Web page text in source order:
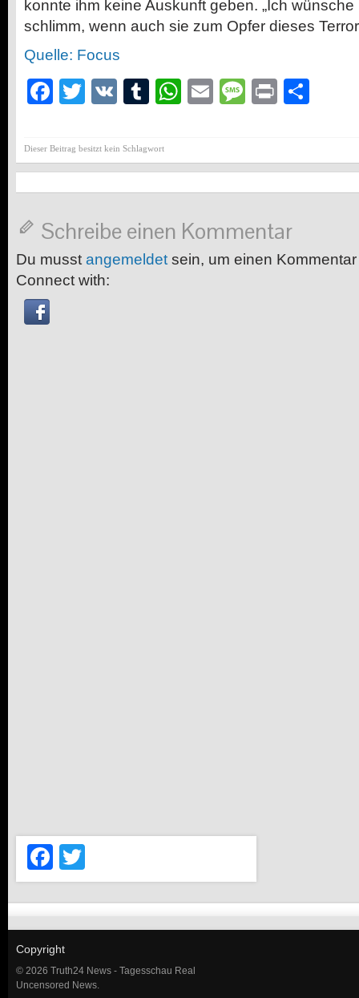
konnte ihm keine Auskunft geben. „Ich
schlimm, wenn auch sie zum Opfer dieses
Quelle: Focus
Facebook
Twitter
VK Tumblr
WhatsApp
EmailMessage
Print
Dieser Beitrag besitzt kein Schlagwort
Schreibe einen Kommentar
Du musst angemeldet sein, um einen
Connect with:
Facebook
Copyright
© 2026 Truth24 News - Tagesschau Real
Uncensored News.